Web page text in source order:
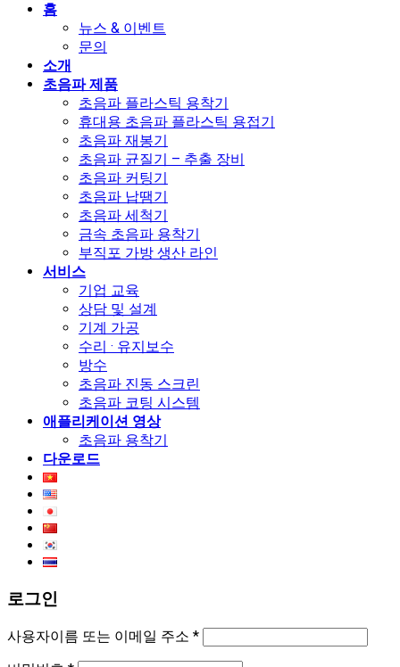
홈
뉴스 & 이벤트
문의
소개
초음파 제품
초음파 플라스틱 용착기
휴대용 초음파 플라스틱 용접기
초음파 재봉기
초음파 균질기 – 추출 장비
초음파 커팅기
초음파 납땜기
초음파 세척기
금속 초음파 용착기
부직포 가방 생산 라인
서비스
기업 교육
상담 및 설계
기계 가공
수리 · 유지보수
방수
초음파 진동 스크린
초음파 코팅 시스템
애플리케이션 영상
초음파 용착기
다운로드
로그인
사용자이름 또는 이메일 주소 *